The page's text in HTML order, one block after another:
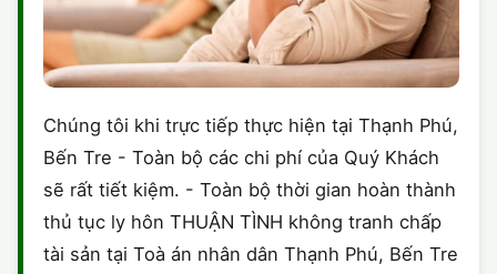
Chúng tôi khi trực tiếp thực hiện tại Thạnh Phú,
Bến Tre - Toàn bộ các chi phí của Quý Khách
sẽ rất tiết kiệm. - Toàn bộ thời gian hoàn thành
thủ tục ly hôn THUẬN TÌNH không tranh chấp
tài sản tại Toà án nhân dân Thạnh Phú, Bến Tre